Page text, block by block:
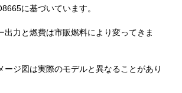
に基づいています。
出力と燃費は市販燃料により変ってきま
ージ図は実際のモデルと異なることがあり